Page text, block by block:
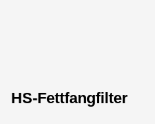
HS-Fettfangfilter